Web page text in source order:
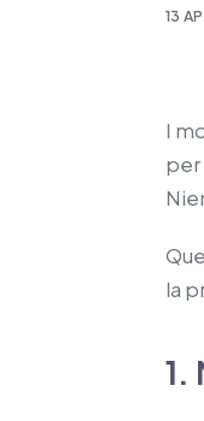
13
I
per
la
1.